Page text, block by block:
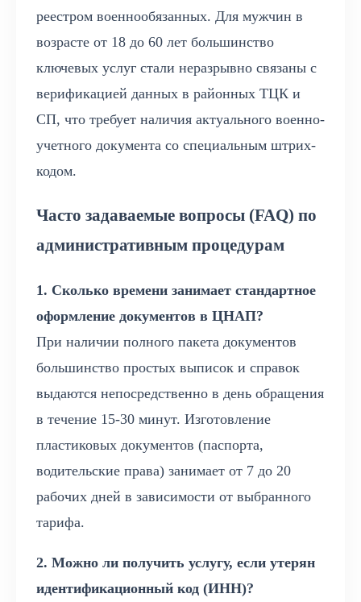
реестром военнообязанных. Для мужчин в
возрасте от 18 до 60 лет большинство
ключевых услуг стали неразрывно связаны с
верификацией данных в районных ТЦК и
СП, что требует наличия актуального военно-
учетного документа со специальным штрих-
кодом.
Часто задаваемые вопросы (FAQ) по
административным процедурам
1. Сколько времени занимает стандартное
оформление документов в ЦНАП?
При наличии полного пакета документов
большинство простых выписок и справок
выдаются непосредственно в день обращения
в течение 15-30 минут. Изготовление
пластиковых документов (паспорта,
водительские права) занимает от 7 до 20
рабочих дней в зависимости от выбранного
тарифа.
2. Можно ли получить услугу, если утерян
идентификационный код (ИНН)?